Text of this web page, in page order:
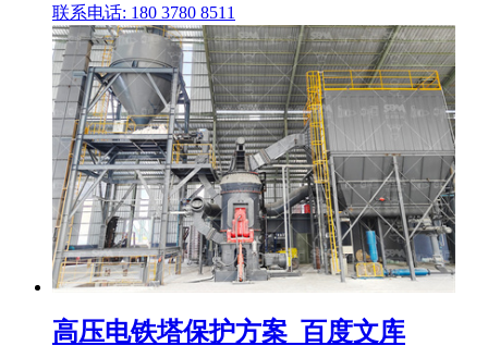
联系电话: 180 3780 8511
高压电铁塔保护方案_百度文库